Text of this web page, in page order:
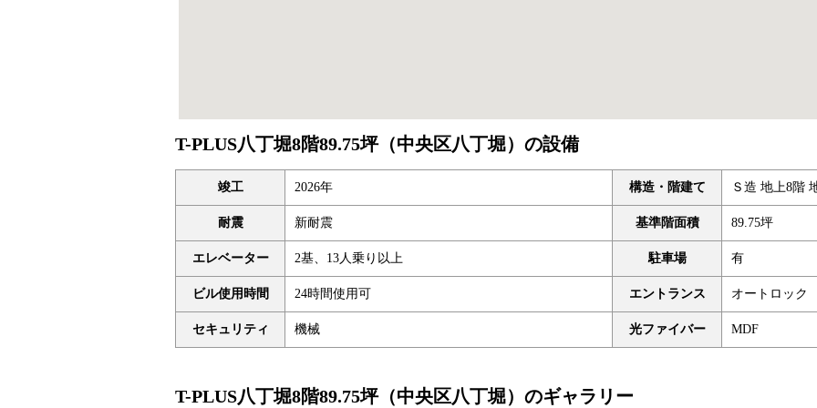
T-PLUS八丁堀8階89.75坪（中央区八丁堀）の設備
竣工 2026年 構造・階建て Ｓ造 地上8階
耐震 新耐震 基準階面積 89.75坪
エレベーター 2基、13人乗り以上 駐車場 有
ビル使用時間 24時間使用可 エントランス オートロック
セキュリティ 機械 光ファイバー MDF
T-PLUS八丁堀8階89.75坪（中央区八丁堀）のギャラリー